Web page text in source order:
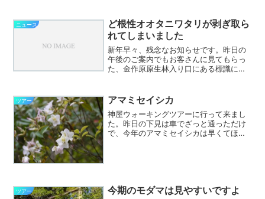
ニュース
ど根性オオタニワタリが剥ぎ取ら
れてしまいました
新年早々、残念なお知らせです。昨日の
午後のご案内でもお客さんに見てもらっ
た、金作原原生林入り口にある標識に着
とご覧のとおり、きれいに剥がされて持
ち去られていました。どう...
ツアー アマミセイシカ
神屋ウォーキングツアーに行って来まし
た。昨日の下見は車でざっと通っただけ
で、今年のアマミセイシカは早くてほと
ツアー 今期のモダマは見やすいですよ